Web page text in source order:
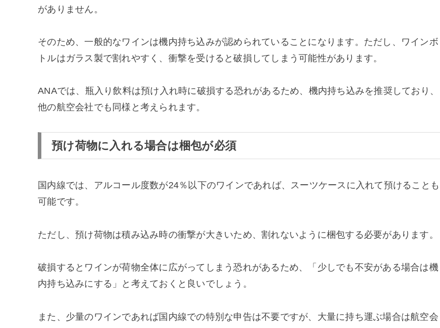
がありません。
そのため、一般的なワインは機内持ち込みが認められていることになります。ただし、ワインボ
トルはガラス製で割れやすく、衝撃を受けると破損してしまう可能性があります。
ANAでは、瓶入り飲料は預け入れ時に破損する恐れがあるため、機内持ち込みを推奨しており、
他の航空会社でも同様と考えられます。
預け荷物に入れる場合は梱包が必須
国内線では、アルコール度数が24％以下のワインであれば、スーツケースに入れて預けることも
可能です。
ただし、預け荷物は積み込み時の衝撃が大きいため、割れないように梱包する必要があります。
破損するとワインが荷物全体に広がってしまう恐れがあるため、「少しでも不安がある場合は機
内持ち込みにする」と考えておくと良いでしょう。
また、少量のワインであれば国内線での特別な申告は不要ですが、大量に持ち運ぶ場合は航空会